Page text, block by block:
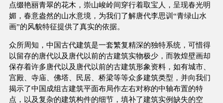
点缀艳丽青翠的花木，崇山峻岭间穿行着取宝人，呈现春光明
媚，春意盎然的山水意境，为我们了解唐代李思训“青绿山水
画”的风貌特征提供了真实的依据。
众所周知，中国古代建筑是一套繁复精深的独特系统，可惜得
以留存的唐代以及唐代以前的古建筑实物极少，而敦煌壁画却
保存着许多唐代以及唐代以前的古建筑形象资料，如有城市、
宫殿、寺庙、佛塔、民居、桥梁等等众多建筑类型，并向我们
揭示了中国成组古建筑平面布局作左右对称的中轴布置的特
点，以及复杂的建筑构件的细节，填补了建筑实例缺失的空